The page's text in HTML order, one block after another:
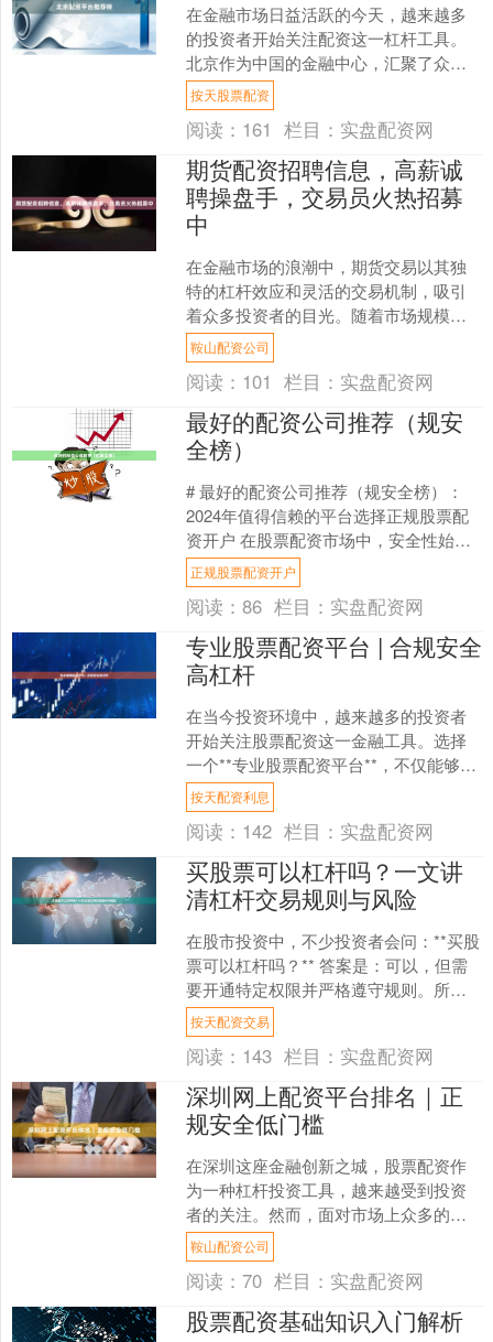
在金融市场日益活跃的今天，越来越多
的投资者开始关注配资这一杠杆工具。
北京作为中国的金融中心，汇聚了众多
配资平台。然而，面对鱼龙混杂的市
场，如何选择一家安全、合规....
按天股票配资
阅读： 161 栏目： 实盘配资网
期货配资招聘信息，高薪诚
聘操盘手，交易员火热招募
中
在金融市场的浪潮中，期货交易以其独
特的杠杆效应和灵活的交易机制，吸引
着众多投资者的目光。随着市场规模的
不断扩大，专业人才的缺口日益凸显。
现我司面向全国，**高薪....
鞍山配资公司
阅读： 101 栏目： 实盘配资网
最好的配资公司推荐（规安
全榜）
# 最好的配资公司推荐（规安全榜）：
2024年值得信赖的平台选择正规股票配
资开户 在股票配资市场中，安全性始终
是投资者最关注的核心问题。面对众多
配资平台，如何筛....
正规股票配资开户
阅读：86 栏目： 实盘配资网
专业股票配资平台 | 合规安全
高杠杆
在当今投资环境中，越来越多的投资者
开始关注股票配资这一金融工具。选择
一个**专业股票配资平台**，不仅能够放
大资金使用效率，更能在合规框架下实
现资产增值。本文将....
按天配资利息
阅读： 142 栏目： 实盘配资网
买股票可以杠杆吗？一文讲
清杠杆交易规则与风险
在股市投资中，不少投资者会问：**买股
票可以杠杆吗？** 答案是：可以，但需
要开通特定权限并严格遵守规则。所谓
杠杆交易，通俗讲就是“借钱炒股”，用少
量本金撬动更....
按天配资交易
阅读： 143 栏目： 实盘配资网
深圳网上配资平台排名｜正
规安全低门槛
在深圳这座金融创新之城，股票配资作
为一种杠杆投资工具，越来越受到投资
者的关注。然而，面对市场上众多的配
资平台，如何选择一家正规、安全且门
槛低的平台鞍山配资公司，....
鞍山配资公司
阅读：70 栏目： 实盘配资网
股票配资基础知识入门解析